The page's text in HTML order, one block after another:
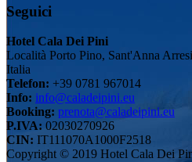
Seguici
Hotel Cala Dei Pini
Località Porto Pino, Sant'Anna
Italia
Telefon: +39 0781 967014
Info: info@caladeipini.eu
Booking: prenota@caladeipini.eu
P.IVA: 02030270926
CIN: IT111070A1000F2518
Copyright © 2019 Hotel Cala Dei